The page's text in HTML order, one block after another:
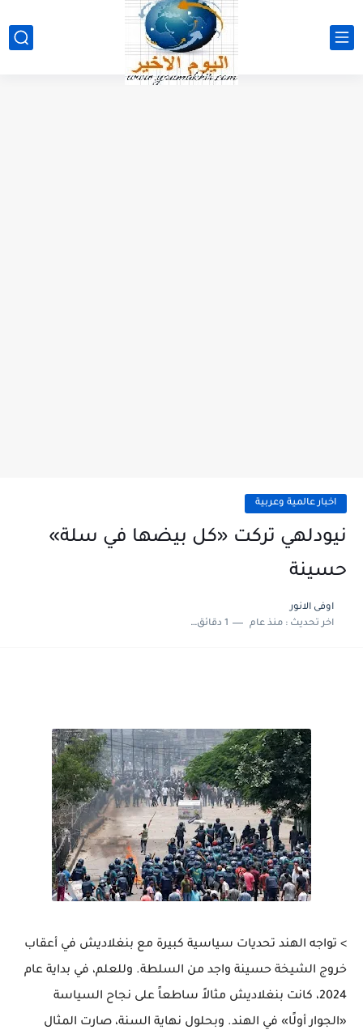
اخبار عالمية وعربية
نيودلهي تركت «كل بيضها في سلة»
حسينة
اوفى الانور
اخر تحديث :منذ عام 1 دقائق للقراءة
> تواجه الهند تحديات سياسية كبيرة مع بنغلاديش في أعقاب
خروج الشيخة حسينة واجد من السلطة. وللعلم، في بداية عام
2024، كانت بنغلاديش مثالاً ساطعاً على نجاح السياسة
«الجوار أولًا» في الهند. وبحلول نهاية السنة، صارت المثال